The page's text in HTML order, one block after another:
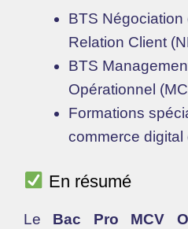
BTS
Relation Client
BTS
Opérationnel
Formations
commerce
En résumé
Le Bac Pro MCV